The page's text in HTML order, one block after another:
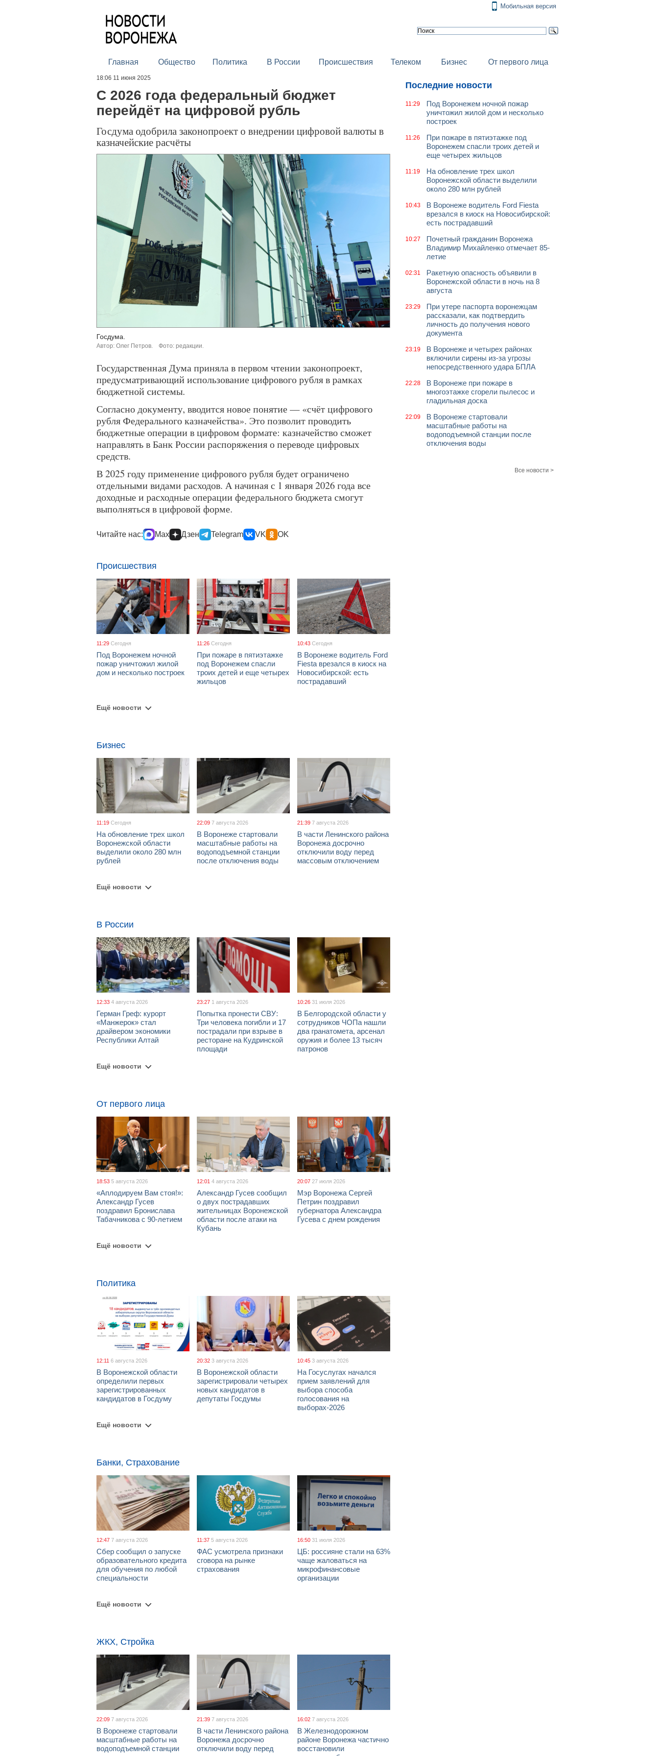
Мобильная версия
Главная Общество Политика В России Происшествия Телеком Бизнес От первого лица
18:06 11 июня 2025
С 2026 года федеральный бюджет
перейдёт на цифровой рубль
Госдума одобрила законопроект о внедрении цифровой валюты в
казначейские расчёты
Госдума.
Автор: Олег Петров. Фото: редакции.
Государственная Дума приняла в первом чтении законопроект,
предусматривающий использование цифрового рубля в рамках
бюджетной системы.
Согласно документу, вводится новое понятие — «счёт цифрового
рубля Федерального казначейства». Это позволит проводить
бюджетные операции в цифровом формате: казначейство сможет
направлять в Банк России распоряжения о переводе цифровых
средств.
В 2025 году применение цифрового рубля будет ограничено
отдельными видами расходов. А начиная с 1 января 2026 года все
доходные и расходные операции федерального бюджета смогут
выполняться в цифровой форме.
Читайте нас: Max Дзен Telegram VK OK
Происшествия
11:29 Сегодня
Под Воронежем ночной
пожар уничтожил жилой
дом и несколько построек
11:26 Сегодня
При пожаре в пятиэтажке
под Воронежем спасли
троих детей и еще четырех
жильцов
10:43 Сегодня
В Воронеже водитель Ford
Fiesta врезался в киоск на
Новосибирской: есть
пострадавший
Ещё новости
Бизнес
11:19 Сегодня
На обновление трех школ
Воронежской области
выделили около 280 млн
рублей
22:09 7 августа 2026
В Воронеже стартовали
масштабные работы на
водоподъемной станции
после отключения воды
21:39 7 августа 2026
В части Ленинского района
Воронежа досрочно
отключили воду перед
массовым отключением
Ещё новости
В России
12:33 4 августа 2026
Герман Греф: курорт
«Манжерок» стал
драйвером экономики
Республики Алтай
23:27 1 августа 2026
Попытка пронести СВУ:
Три человека погибли и 17
пострадали при взрыве в
ресторане на Кудринской
площади
10:26 31 июля 2026
В Белгородской области у
сотрудников ЧОПа нашли
два гранатомета, арсенал
оружия и более 13 тысяч
патронов
Ещё новости
От первого лица
18:53 5 августа 2026
«Аплодируем Вам стоя!»:
Александр Гусев
поздравил Бронислава
Табачникова с 90-летием
12:01 4 августа 2026
Александр Гусев сообщил
о двух пострадавших
жительницах Воронежской
области после атаки на
Кубань
20:07 27 июля 2026
Мэр Воронежа Сергей
Петрин поздравил
губернатора Александра
Гусева с днем рождения
Ещё новости
Политика
12:11 6 августа 2026
В Воронежской области
определили первых
зарегистрированных
кандидатов в Госдуму
20:32 3 августа 2026
В Воронежской области
зарегистрировали четырех
новых кандидатов в
депутаты Госдумы
10:45 3 августа 2026
На Госуслугах начался
прием заявлений для
выбора способа
голосования на
выборах-2026
Ещё новости
Банки, Страхование
12:47 7 августа 2026
Сбер сообщил о запуске
образовательного кредита
для обучения по любой
специальности
11:37 5 августа 2026
ФАС усмотрела признаки
сговора на рынке
страхования
16:50 31 июля 2026
ЦБ: россияне стали на 63%
чаще жаловаться на
микрофинансовые
организации
Ещё новости
ЖКХ, Стройка
22:09 7 августа 2026
В Воронеже стартовали
масштабные работы на
водоподъемной станции
21:39 7 августа 2026
В части Ленинского района
Воронежа досрочно
отключили воду перед
16:02 7 августа 2026
В Железнодорожном
районе Воронежа частично
восстановили
Последние новости
11:29
Под Воронежем ночной пожар
уничтожил жилой дом и несколько
построек
11:26
При пожаре в пятиэтажке под
Воронежем спасли троих детей и
еще четырех жильцов
11:19
На обновление трех школ
Воронежской области выделили
около 280 млн рублей
10:43
В Воронеже водитель Ford Fiesta
врезался в киоск на Новосибирской:
есть пострадавший
10:27
Почетный гражданин Воронежа
Владимир Михайленко отмечает 85-
летие
02:31
Ракетную опасность объявили в
Воронежской области в ночь на 8
августа
23:29
При утере паспорта воронежцам
рассказали, как подтвердить
личность до получения нового
документа
23:19
В Воронеже и четырех районах
включили сирены из-за угрозы
непосредственного удара БПЛА
22:28
В Воронеже при пожаре в
многоэтажке сгорели пылесос и
гладильная доска
22:09
В Воронеже стартовали
масштабные работы на
водоподъемной станции после
отключения воды
Все новости >